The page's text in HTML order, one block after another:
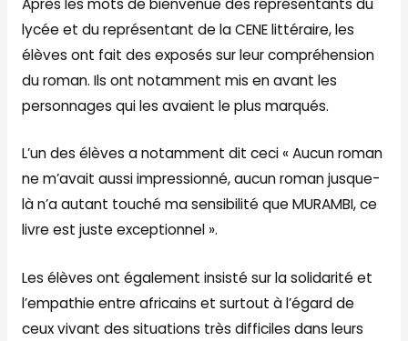
lycée et du représentant de la CENE littéraire, les
élèves ont fait des exposés sur leur compréhension
du roman. Ils ont notamment mis en avant les
personnages qui les avaient le plus marqués.
L’un des élèves a notamment dit ceci « Aucun roman
ne m’avait aussi impressionné, aucun roman jusque-
là n’a autant touché ma sensibilité que MURAMBI, ce
livre est juste exceptionnel ».
Les élèves ont également insisté sur la solidarité et
l’empathie entre africains et surtout à l’égard de
ceux vivant des situations très difficiles dans leurs